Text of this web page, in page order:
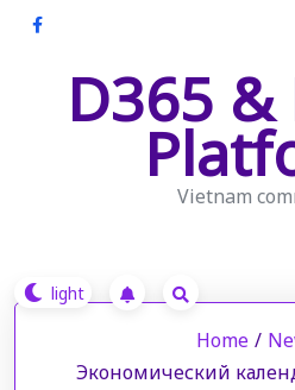
Skip
D365
Vietnam
Home /
Экономический